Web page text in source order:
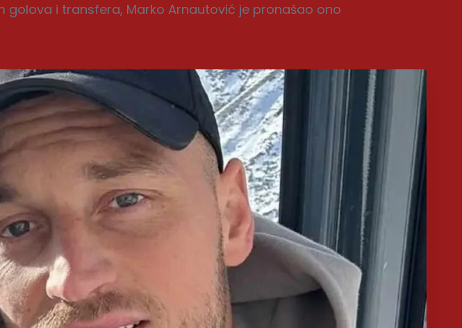
i transfera, Marko Arnautović je pronašao ono